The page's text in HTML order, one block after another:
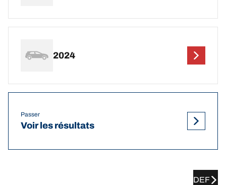
2024
Passer
Voir les résultats
DEF